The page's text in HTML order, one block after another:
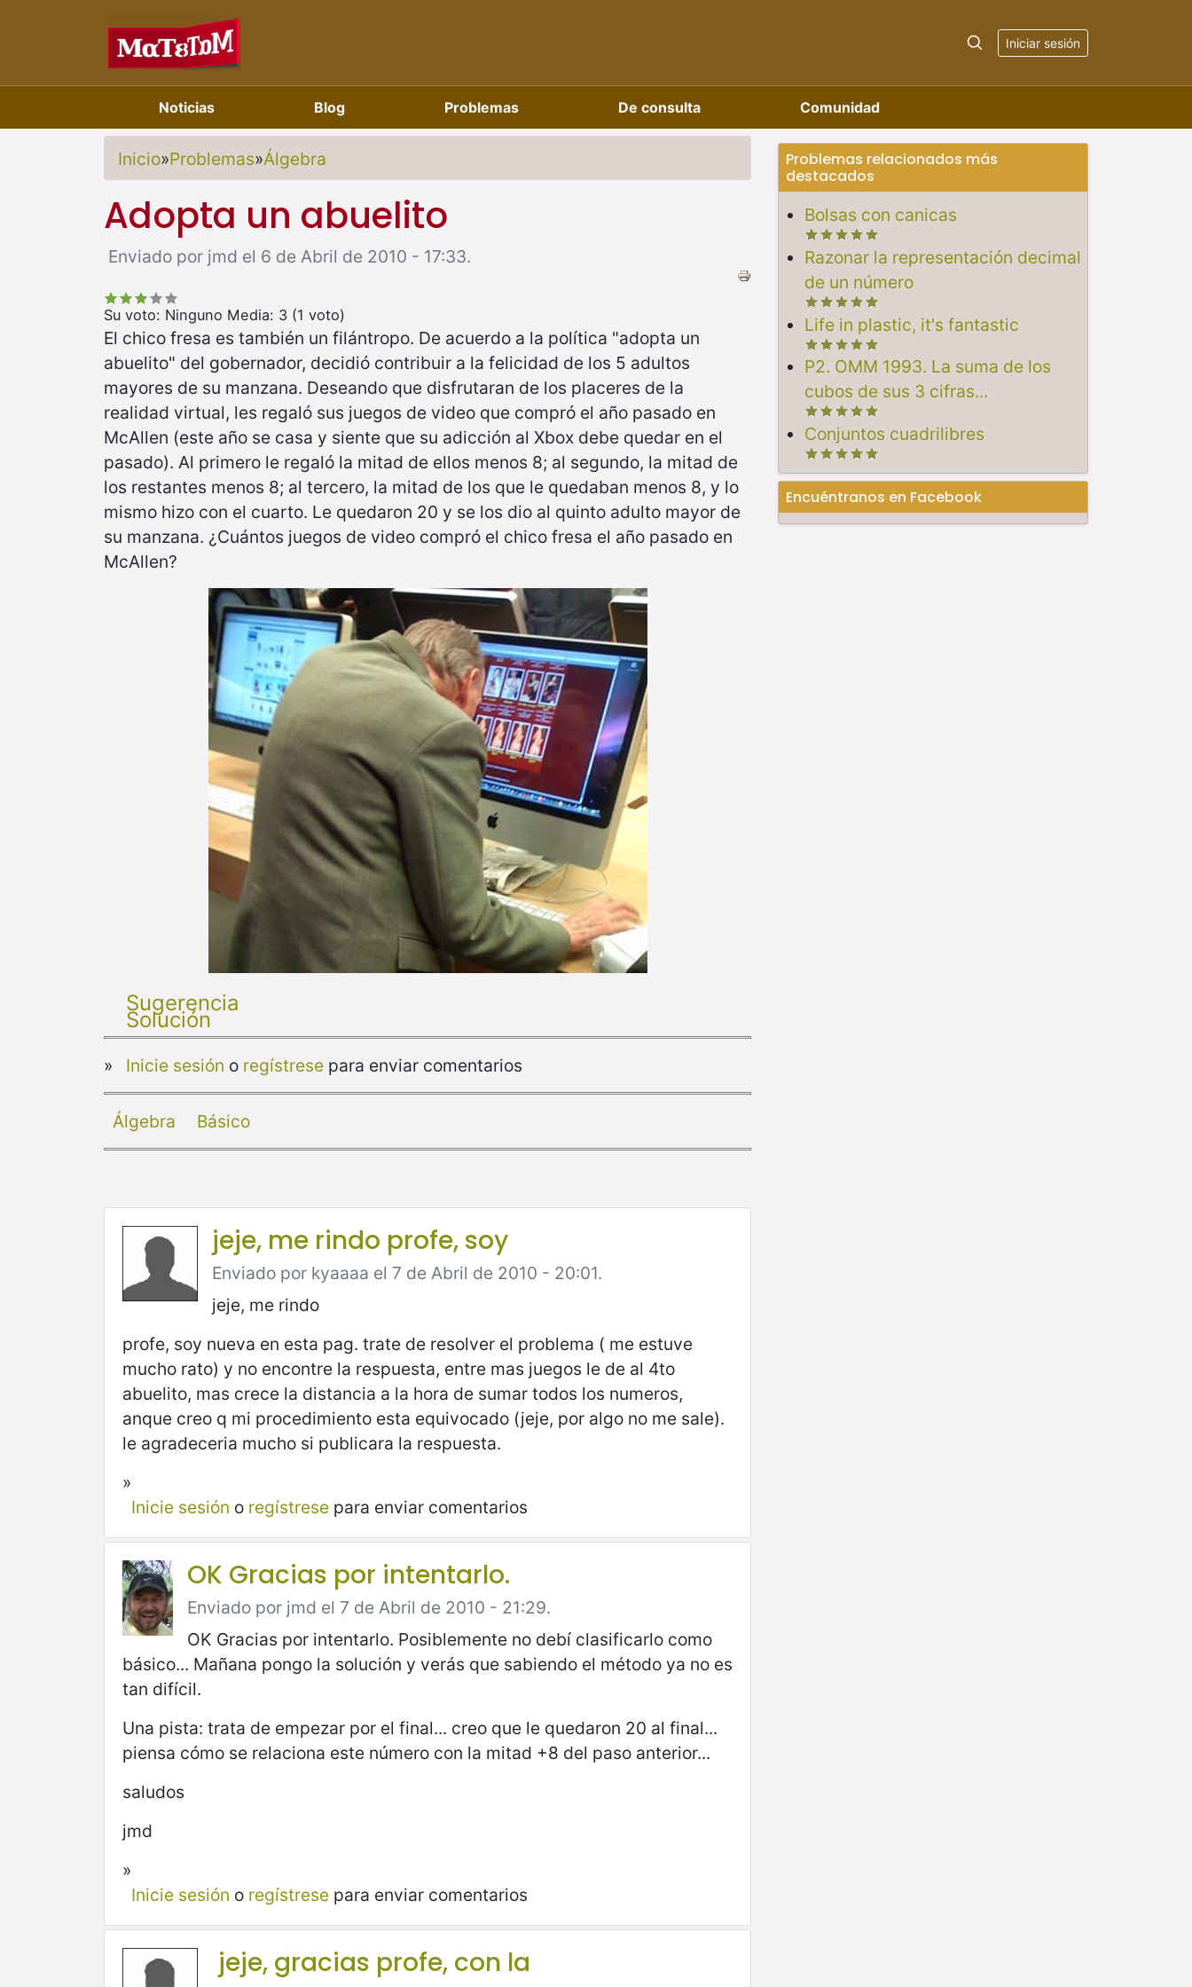
Iniciar sesión
Noticias Blog Problemas De consulta Comunidad
Inicio»Problemas»Álgebra
Adopta un abuelito
Enviado por jmd el 6 de Abril de 2010 - 17:33.
Su voto: Ninguno Media: 3 (1 voto)
El chico fresa es también un filántropo. De acuerdo a la política "adopta un
abuelito" del gobernador, decidió contribuir a la felicidad de los 5 adultos
mayores de su manzana. Deseando que disfrutaran de los placeres de la
realidad virtual, les regaló sus juegos de video que compró el año pasado en
McAllen (este año se casa y siente que su adicción al Xbox debe quedar en el
pasado). Al primero le regaló la mitad de ellos menos 8; al segundo, la mitad de
los restantes menos 8; al tercero, la mitad de los que le quedaban menos 8, y lo
mismo hizo con el cuarto. Le quedaron 20 y se los dio al quinto adulto mayor de
su manzana. ¿Cuántos juegos de video compró el chico fresa el año pasado en
McAllen?
Sugerencia
Solución
» Inicie sesión o regístresepara enviar comentarios
Álgebra Básico
jeje, me rindo profe, soy
Enviado por kyaaaa el 7 de Abril de 2010 - 20:01.
jeje, me rindo
profe, soy nueva en esta pag. trate de resolver el problema ( me estuve
mucho rato) y no encontre la respuesta, entre mas juegos le de al 4to
abuelito, mas crece la distancia a la hora de sumar todos los numeros,
anque creo q mi procedimiento esta equivocado (jeje, por algo no me sale).
le agradeceria mucho si publicara la respuesta.
»
Inicie sesión o regístresepara enviar comentarios
OK Gracias por intentarlo.
Enviado por jmd el 7 de Abril de 2010 - 21:29.
OK Gracias por intentarlo. Posiblemente no debí clasificarlo como
básico... Mañana pongo la solución y verás que sabiendo el método ya no es
tan difícil.
Una pista: trata de empezar por el final... creo que le quedaron 20 al final...
piensa cómo se relaciona este número con la mitad +8 del paso anterior...
saludos
jmd
»
Inicie sesión o regístresepara enviar comentarios
jeje, gracias profe, con la
Problemas relacionados más
destacados
Bolsas con canicas
Razonar la representación decimal
de un número
Life in plastic, it's fantastic
P2. OMM 1993. La suma de los
cubos de sus 3 cifras...
Conjuntos cuadrilibres
Encuéntranos en Facebook